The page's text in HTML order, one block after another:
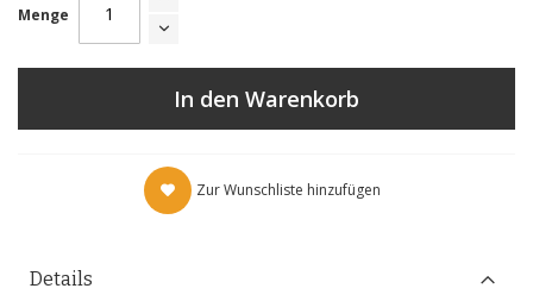
Menge
In den Warenkorb
Zur Wunschliste hinzufügen
Details